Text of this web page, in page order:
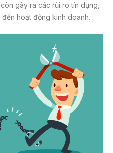
gây ra các rủi ro tín dụng,
hoạt động kinh doanh.